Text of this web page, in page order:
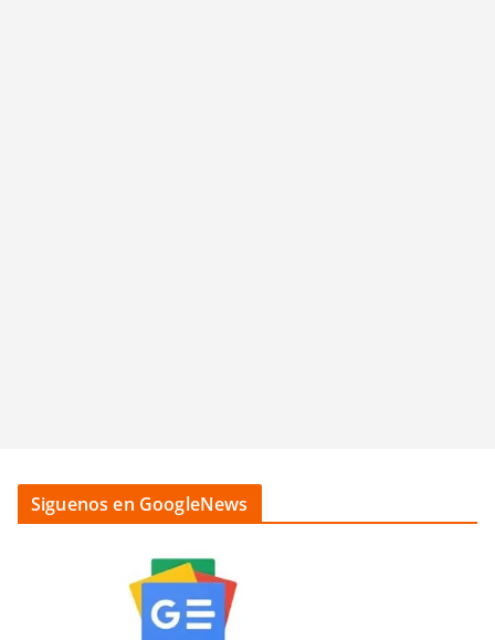
Siguenos en GoogleNews